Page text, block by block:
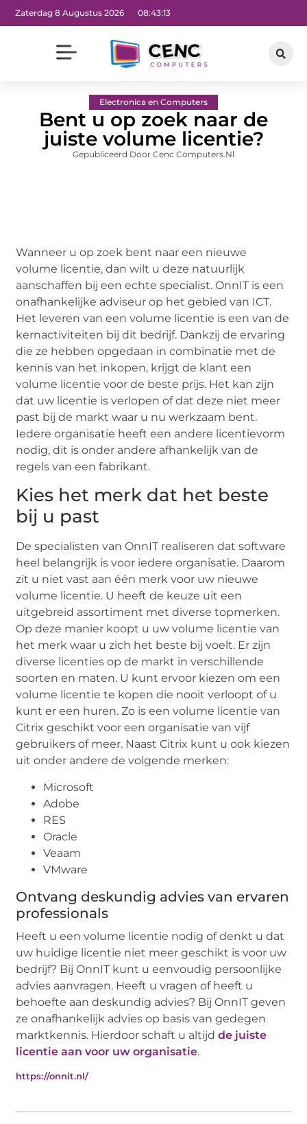
Zaterdag 8 Augustus 2026 08:43:14
Electronica en Computers
Bent u op zoek naar de
juiste volume licentie?
Gepubliceerd Door Cenc Computers.nl
Wanneer u op zoek bent naar een nieuwe
volume licentie, dan wilt u deze natuurlijk
aanschaffen bij een echte specialist. OnnIT is een
onafhankelijke adviseur op het gebied van ICT.
Het leveren van een volume licentie is een van de
kernactiviteiten bij dit bedrijf. Dankzij de ervaring
die ze hebben opgedaan in combinatie met de
kennis van het inkopen, krijgt de klant een
volume licentie voor de beste prijs. Het kan zijn
dat uw licentie is verlopen of dat deze niet meer
past bij de markt waar u nu werkzaam bent.
Iedere organisatie heeft een andere licentievorm
nodig, dit is onder andere afhankelijk van de
regels van een fabrikant.
Kies het merk dat het beste
bij u past
De specialisten van OnnIT realiseren dat software
heel belangrijk is voor iedere organisatie. Daarom
zit u niet vast aan één merk voor uw nieuwe
volume licentie. U heeft de keuze uit een
uitgebreid assortiment met diverse topmerken.
Op deze manier koopt u uw volume licentie van
het merk waar u zich het beste bij voelt. Er zijn
diverse licenties op de markt in verschillende
soorten en maten. U kunt ervoor kiezen om een
volume licentie te kopen die nooit verloopt of u
kunt er een huren. Zo is een volume licentie van
Citrix geschikt voor een organisatie van vijf
gebruikers of meer. Naast Citrix kunt u ook kiezen
uit onder andere de volgende merken:
Microsoft
Adobe
RES
Oracle
Veaam
VMware
Ontvang deskundig advies van ervaren
professionals
Heeft u een volume licentie nodig of denkt u dat
uw huidige licentie niet meer geschikt is voor uw
bedrijf? Bij OnnIT kunt u eenvoudig persoonlijke
advies aanvragen. Heeft u vragen of heeft u
behoefte aan deskundig advies? Bij OnnIT geven
ze onafhankelijk advies op basis van gedegen
marktkennis. Hierdoor schaft u altijdde juiste
licentie aan voor uw organisatie.
https://onnit.nl/